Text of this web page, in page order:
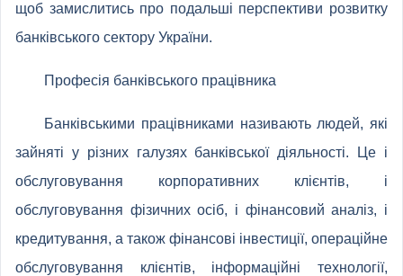
щоб замислитись про подальші перспективи розвитку
банківського сектору України.
Професія банківського працівника
Банківськими працівниками називають людей, які
зайняті у різних галузях банківської діяльності. Це і
обслуговування корпоративних клієнтів, і
обслуговування фізичних осіб, і фінансовий аналіз, і
кредитування, а також фінансові інвестиції, операційне
обслуговування клієнтів, інформаційні технології,